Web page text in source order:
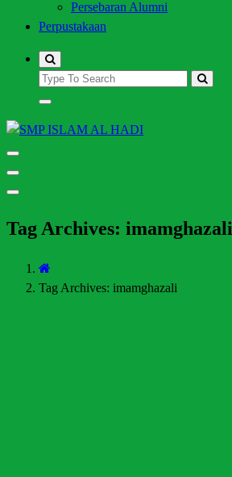
Persebaran Alumni
Perpustakaan
Tag Archives: imamghazali
Tag Archives: imamghazali